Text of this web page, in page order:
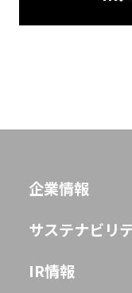
企業情報
サステナビリ
IR情報